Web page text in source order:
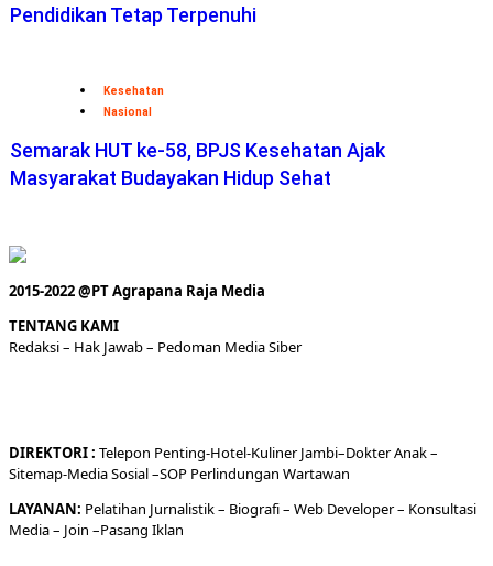
Pendidikan Tetap Terpenuhi
Kesehatan
Nasional
Semarak HUT ke-58, BPJS Kesehatan Ajak
Masyarakat Budayakan Hidup Sehat
2015-2022 @PT Agrapana Raja Media
TENTANG KAMI
Redaksi– Hak Jawab – Pedoman Media Siber
DIREKTORI: Telepon Penting-Hotel-KulinerJambi–DokterAnak –
Sitemap-Media Sosial –SOP Perlindungan Wartawan
LAYANAN: Pelatihan Jurnalistik – Biografi– Web Developer– Konsultasi
Media– Join –Pasang Iklan